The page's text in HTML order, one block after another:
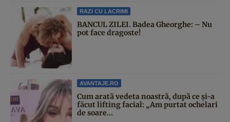
RAZI CU LACRIMI
BANCUL ZILEI. Badea Gheorghe: – Nu
pot face dragoste!
AVANTAJE.RO
Cum arată vedeta noastră, după ce și-a
făcut lifting facial: „Am purtat ochelari
de soare...